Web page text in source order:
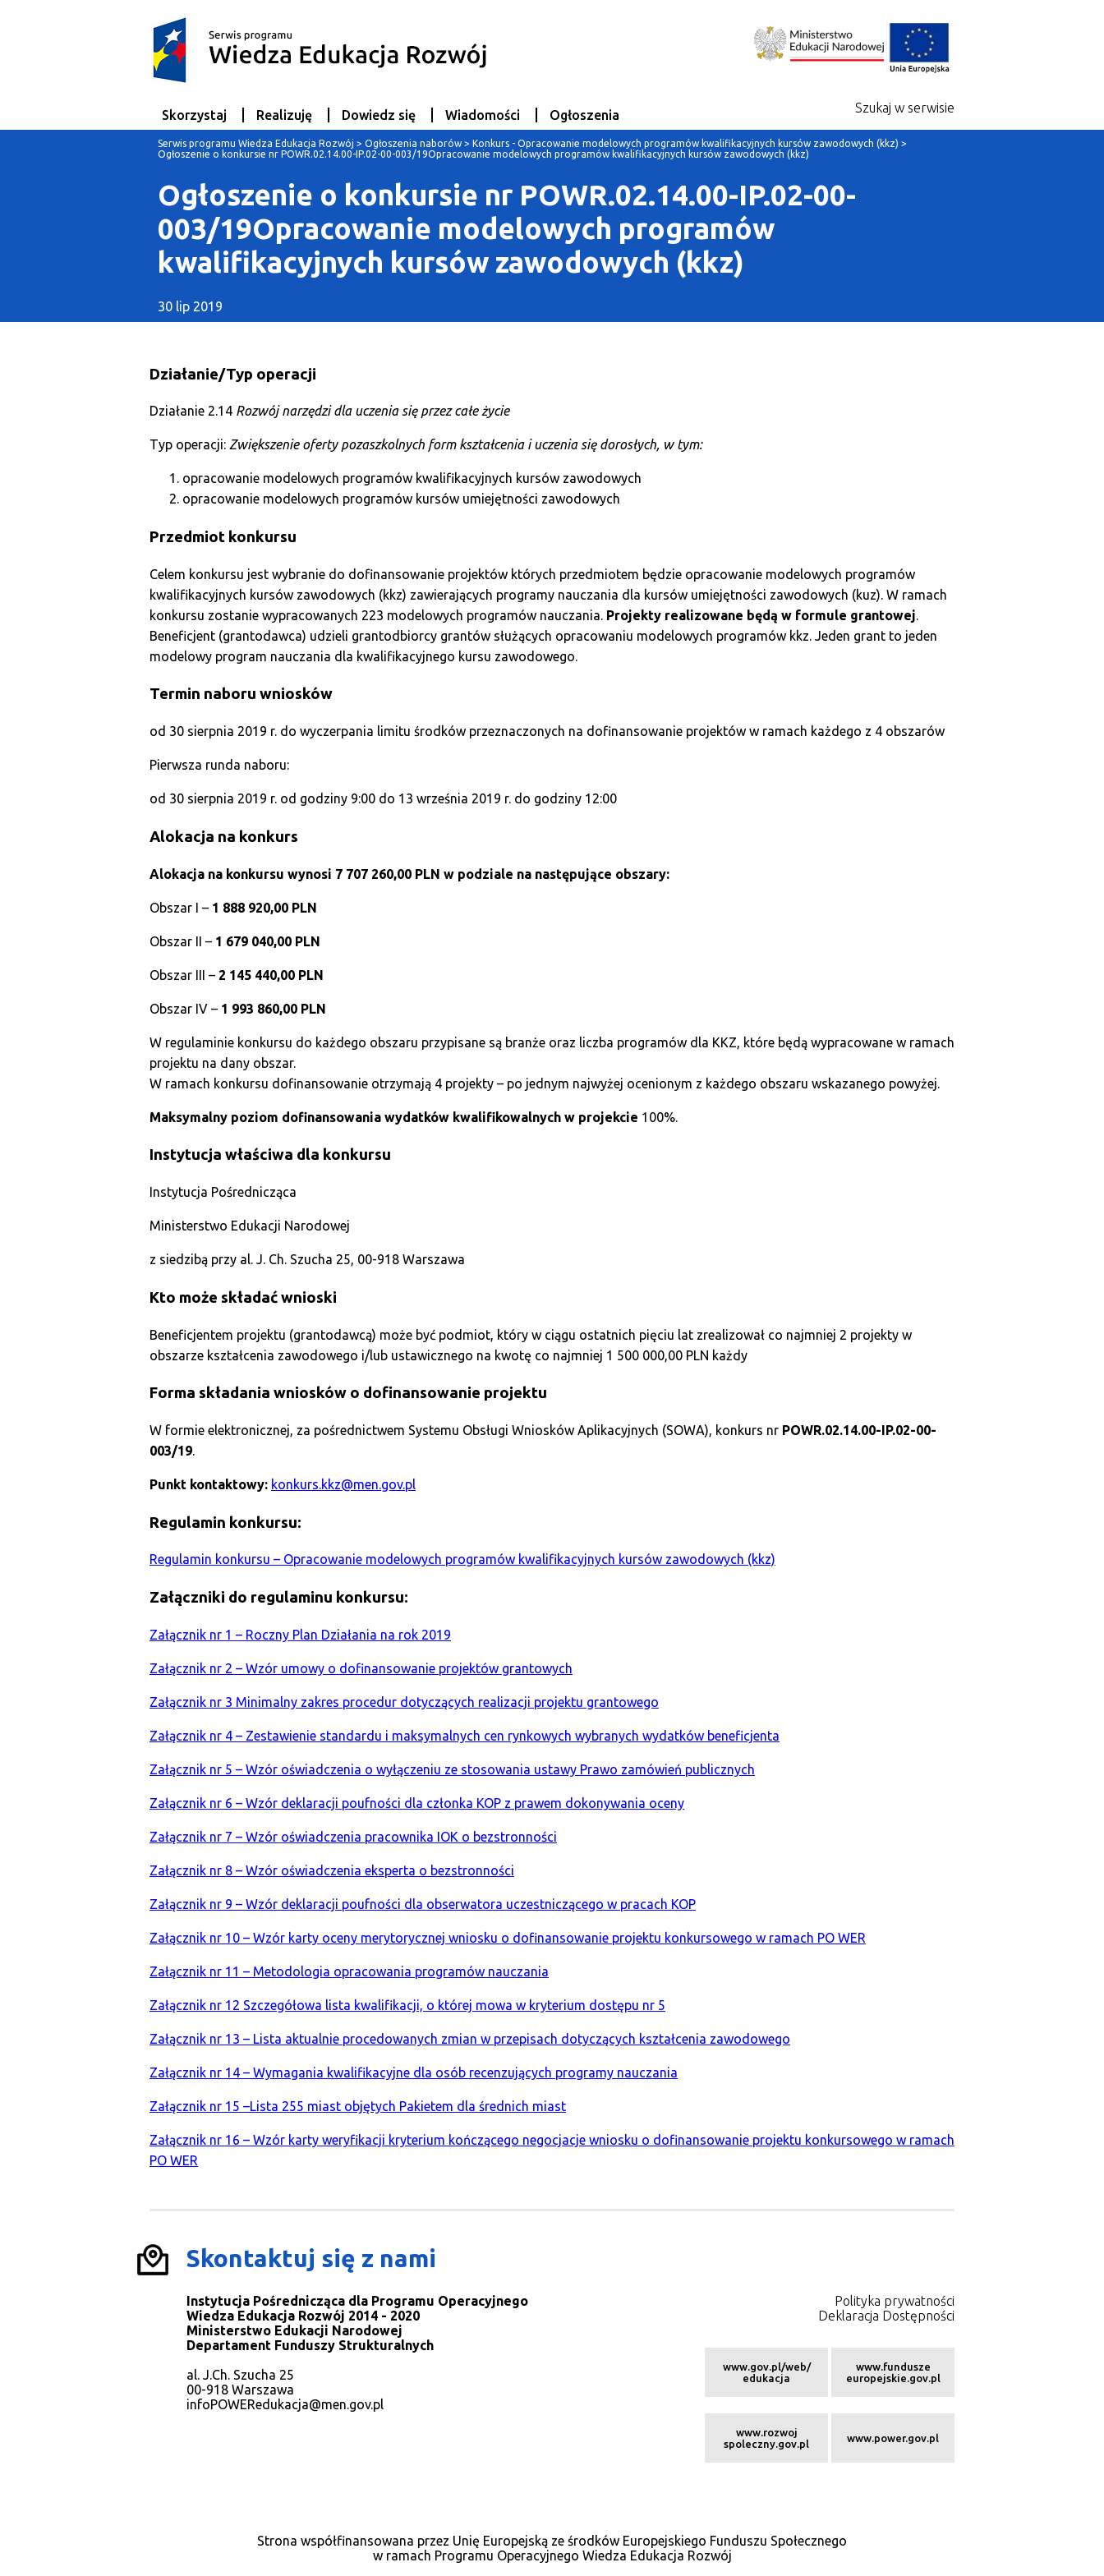
Skorzystaj Realizuję Dowiedz się Wiadomości Ogłoszenia Szukaj w serwisie
Serwis programu Wiedza Edukacja Rozwój > Ogłoszenia naborów > Konkurs - Opracowanie modelowych programów kwalifikacyjnych kursów zawodowych (kkz) >
Ogłoszenie o konkursie nr POWR.02.14.00-IP.02-00-003/19Opracowanie modelowych programów kwalifikacyjnych kursów zawodowych (kkz)
Ogłoszenie o konkursie nr POWR.02.14.00-IP.02-00-
003/19Opracowanie modelowych programów
kwalifikacyjnych kursów zawodowych (kkz)
30 lip 2019
Działanie/Typ operacji
Działanie 2.14 Rozwój narzędzi dla uczenia się przez całe życie
Typ operacji: Zwiększenie oferty pozaszkolnych form kształcenia i uczenia się dorosłych, w tym:
opracowanie modelowych programów kwalifikacyjnych kursów zawodowych
opracowanie modelowych programów kursów umiejętności zawodowych
Przedmiot konkursu
Celem konkursu jest wybranie do dofinansowanie projektów których przedmiotem będzie opracowanie modelowych programów
kwalifikacyjnych kursów zawodowych (kkz) zawierających programy nauczania dla kursów umiejętności zawodowych (kuz). W ramach
konkursu zostanie wypracowanych 223 modelowych programów nauczania. Projekty realizowane będą w formule grantowej.
Beneficjent (grantodawca) udzieli grantodbiorcy grantów służących opracowaniu modelowych programów kkz. Jeden grant to jeden
modelowy program nauczania dla kwalifikacyjnego kursu zawodowego.
Termin naboru wniosków
od 30 sierpnia 2019 r. do wyczerpania limitu środków przeznaczonych na dofinansowanie projektów w ramach każdego z 4 obszarów
Pierwsza runda naboru:
od 30 sierpnia 2019 r. od godziny 9:00 do 13 września 2019 r. do godziny 12:00
Alokacja na konkurs
Alokacja na konkursu wynosi 7 707 260,00 PLN w podziale na następujące obszary:
Obszar I – 1 888 920,00 PLN
Obszar II – 1 679 040,00 PLN
Obszar III – 2 145 440,00 PLN
Obszar IV – 1 993 860,00 PLN
W regulaminie konkursu do każdego obszaru przypisane są branże oraz liczba programów dla KKZ, które będą wypracowane w ramach
projektu na dany obszar.
W ramach konkursu dofinansowanie otrzymają 4 projekty – po jednym najwyżej ocenionym z każdego obszaru wskazanego powyżej.
Maksymalny poziom dofinansowania wydatków kwalifikowalnych w projekcie 100%.
Instytucja właściwa dla konkursu
Instytucja Pośrednicząca
Ministerstwo Edukacji Narodowej
z siedzibą przy al. J. Ch. Szucha 25, 00-918 Warszawa
Kto może składać wnioski
Beneficjentem projektu (grantodawcą) może być podmiot, który w ciągu ostatnich pięciu lat zrealizował co najmniej 2 projekty w
obszarze kształcenia zawodowego i/lub ustawicznego na kwotę co najmniej 1 500 000,00 PLN każdy
Forma składania wniosków o dofinansowanie projektu
W formie elektronicznej, za pośrednictwem Systemu Obsługi Wniosków Aplikacyjnych (SOWA), konkurs nr POWR.02.14.00-IP.02-00-
003/19.
Punkt kontaktowy: konkurs.kkz@men.gov.pl
Regulamin konkursu:
Regulamin konkursu – Opracowanie modelowych programów kwalifikacyjnych kursów zawodowych (kkz)
Załączniki do regulaminu konkursu:
Załącznik nr 1 – Roczny Plan Działania na rok 2019
Załącznik nr 2 – Wzór umowy o dofinansowanie projektów grantowych
Załącznik nr 3 Minimalny zakres procedur dotyczących realizacji projektu grantowego
Załącznik nr 4 – Zestawienie standardu i maksymalnych cen rynkowych wybranych wydatków beneficjenta
Załącznik nr 5 – Wzór oświadczenia o wyłączeniu ze stosowania ustawy Prawo zamówień publicznych
Załącznik nr 6 – Wzór deklaracji poufności dla członka KOP z prawem dokonywania oceny
Załącznik nr 7 – Wzór oświadczenia pracownika IOK o bezstronności
Załącznik nr 8 – Wzór oświadczenia eksperta o bezstronności
Załącznik nr 9 – Wzór deklaracji poufności dla obserwatora uczestniczącego w pracach KOP
Załącznik nr 10 – Wzór karty oceny merytorycznej wniosku o dofinansowanie projektu konkursowego w ramach PO WER
Załącznik nr 11 – Metodologia opracowania programów nauczania
Załącznik nr 12 Szczegółowa lista kwalifikacji, o której mowa w kryterium dostępu nr 5
Załącznik nr 13 – Lista aktualnie procedowanych zmian w przepisach dotyczących kształcenia zawodowego
Załącznik nr 14 – Wymagania kwalifikacyjne dla osób recenzujących programy nauczania
Załącznik nr 15 –Lista 255 miast objętych Pakietem dla średnich miast
Załącznik nr 16 – Wzór karty weryfikacji kryterium kończącego negocjacje wniosku o dofinansowanie projektu konkursowego w ramach
PO WER
Skontaktuj się z nami
Instytucja Pośrednicząca dla Programu Operacyjnego
Wiedza Edukacja Rozwój 2014 - 2020
Ministerstwo Edukacji Narodowej
Departament Funduszy Strukturalnych
al. J.Ch. Szucha 25
00-918 Warszawa
infoPOWERedukacja@men.gov.pl
Polityka prywatności
Deklaracja Dostępności
www.gov.pl/web/
edukacja
www.fundusze
europejskie.gov.pl
www.rozwoj
spoleczny.gov.pl
www.power.gov.pl
Strona współfinansowana przez Unię Europejską ze środków Europejskiego Funduszu Społecznego
w ramach Programu Operacyjnego Wiedza Edukacja Rozwój